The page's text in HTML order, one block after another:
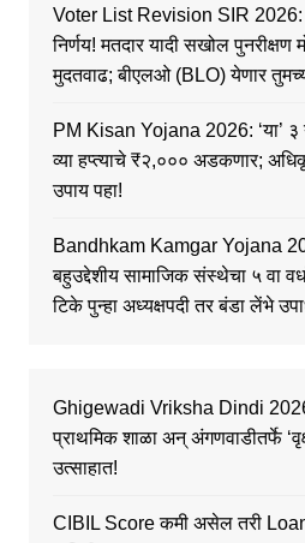
Voter List Revision SIR 2026:
निर्णय! मतदार यादी सखोल पुनरीक्षण
मुदतवाढ; बीएलओ (BLO) येणार
PM Kisan Yojana 2026: ‘या’ ३
व्या हप्त्याचे ₹२,००० अडकणार;
उपाय पहा!
Bandhkam Kamgar Yojana
बहुउद्देशीय सामाजिक संस्थेचा ५ वा
टिके पुन्हा अध्यक्षपदी तर बंडा लेंभे
Ghigewadi Vriksha Dindi 2026:
प्राथमिक शाळा अन् अंगणवाडीतर्फे
उत्साहात!
CIBIL Score कमी असेल तरी